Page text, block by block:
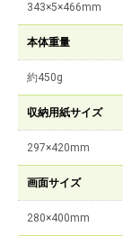
343×5×466mm
本体重量
約450g
収納用紙サイズ
297×420mm
画面サイズ
280×400mm